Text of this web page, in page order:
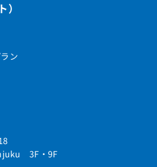
ン
3F・9F